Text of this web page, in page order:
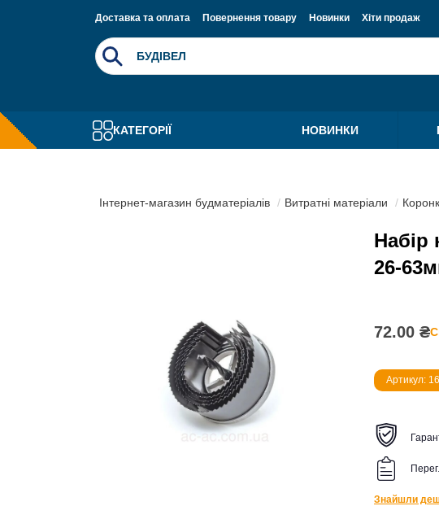
Доставка та оплата Повернення товару Новинки Хіти продаж
КАТЕГОРІЇ НОВИНКИ
Інтернет-магазин будматеріалів Витратні матеріали
Набір
26-
72.00 ₴
Артикул:
Знайшли